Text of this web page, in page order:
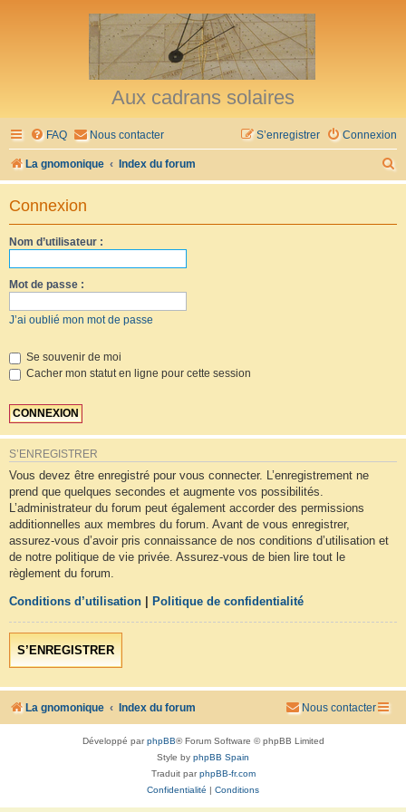
Aux cadrans solaires
FAQ Nous contacter Connexion
S’enregistrer
La gnomonique Index du forum
e
Connexion
Nom d’utilisateur :
Mot de passe :
J’ai oublié mon mot de passe
Se souvenir de moi
Cacher mon statut en ligne pour cette session
S’ENREGISTRER
Vous devez être enregistré pour vous connecter. L’enregistrement ne
prend que quelques secondes et augmente vos possibilités.
L’administrateur du forum peut également accorder des permissions
additionnelles aux membres du forum. Avant de vous enregistrer,
assurez-vous d’avoir pris connaissance de nos conditions d’utilisation et
de notre politique de vie privée. Assurez-vous de bien lire tout le
règlement du forum.
Conditions d’utilisation Politique de confidentialité
S’ENREGISTRER
La gnomonique Index du forum Nous contacter
Développé parphpBB® Forum Software © phpBB Limited
Style by phpBB Spain
Traduit parphpBB-fr.com
Confidentialité
Conditions